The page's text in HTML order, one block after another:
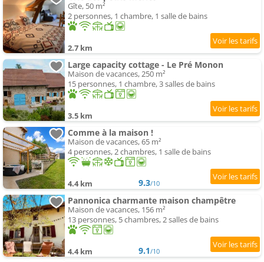
Gîte, 50 m²
2 personnes, 1 chambre, 1 salle de bains
2.7 km
Large capacity cottage - Le Pré Monon
Maison de vacances, 250 m²
15 personnes, 1 chambre, 3 salles de bains
3.5 km
Comme à la maison !
Maison de vacances, 65 m²
4 personnes, 2 chambres, 1 salle de bains
4.4 km 9.3/10
Pannonica charmante maison champêtre
Maison de vacances, 156 m²
13 personnes, 5 chambres, 2 salles de bains
4.4 km 9.1/10